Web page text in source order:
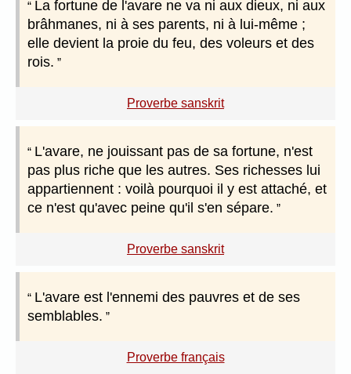
La fortune de l'avare ne va ni aux dieux, ni aux
brâhmanes, ni à ses parents, ni à lui-même ;
elle devient la proie du feu, des voleurs et des
rois.
Proverbe sanskrit
L'avare, ne jouissant pas de sa fortune, n'est
pas plus riche que les autres. Ses richesses lui
appartiennent : voilà pourquoi il y est attaché, et
ce n'est qu'avec peine qu'il s'en sépare.
Proverbe sanskrit
L'avare est l'ennemi des pauvres et de ses
semblables.
Proverbe français